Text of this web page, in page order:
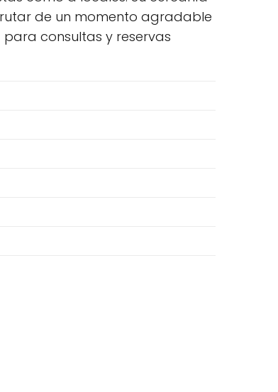
de un momento agradable
consultas y reservas